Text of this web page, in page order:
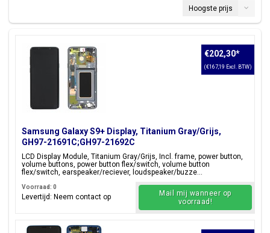
Hoogste prijs
Samsung Galaxy S9+ Display, Titanium Gray/Grijs,
GH97-21691C;GH97-21692C
LCD Display Module, Titanium Gray/Grijs, Incl. frame, power button,
volume buttons, power button flex/switch, volume button
flex/switch, earspeaker/reciever, loudspeaker/buzze...
€202,30*
(€167,19 Excl. BTW)
Voorraad: 0
Levertijd: Neem contact op
Mail mij wanneer op
voorraad!